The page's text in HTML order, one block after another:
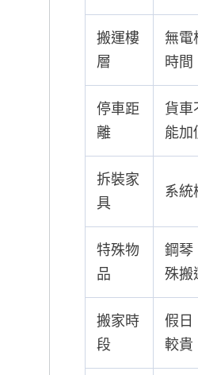
搬運樓
層
無電
時間
停車距
離
貨車
能加
拆裝家
具
系統
特殊物
品
鋼琴
殊搬
搬家時
段
假日
較貴